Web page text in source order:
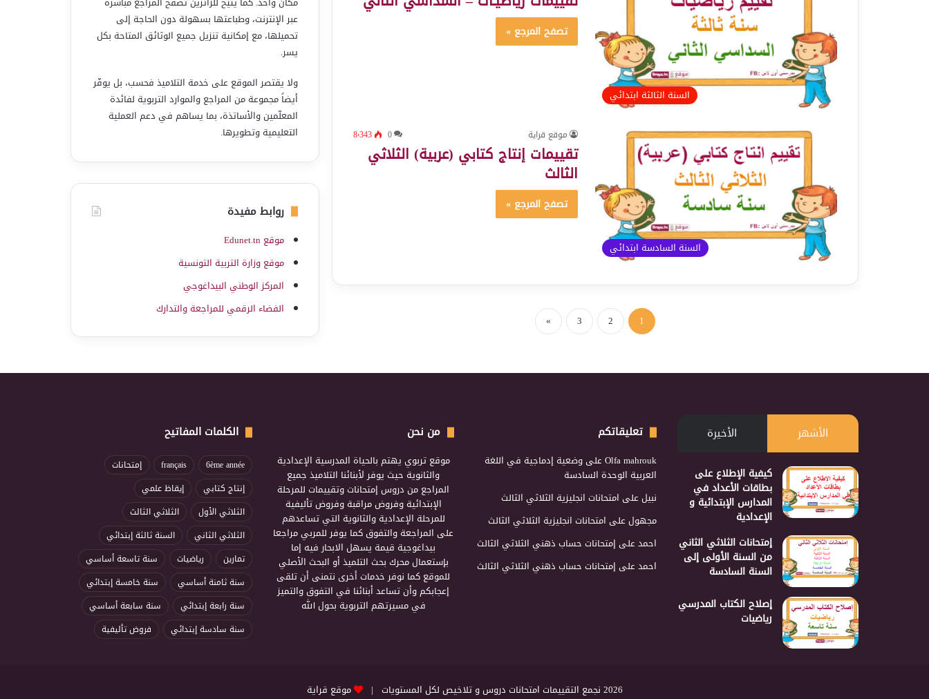
السنة الثالثة ابتدائي
تصفح المرجع »
السنة السادسة ابتدائي
موقع قراية 0 8٬343
تقييمات إنتاج كتابي (عربية) الثلاثي
الثالث
تصفح المرجع »
1
2
3
»
عبر الإنترنت، وطباعتها بسهولة دون الحاجة إلى
تحميلها، مع إمكانية تنزيل جميع الوثائق المتاحة بكل
يسر.
ولا يقتصر الموقع على خدمة التلاميذ فحسب، بل يوفّر
أيضاً مجموعة من المراجع والموارد التربوية لفائدة
المعلّمين والأساتذة، بما يساهم في دعم العملية
التعليمية وتطويرها.
روابط مفيدة
موقع Edunet.tn
موقع وزارة التربية التونسية
المركز الوطني البيداغوجي
الفضاء الرقمي للمراجعة والتدارك
الأشهر الأخيرة
كيفية الإطلاع على
بطاقات الأعداد في
المدارس الإبتدائية و
الإعدادية
إمتحانات الثلاثي الثاني
من السنة الأولى إلى
السنة السادسة
إصلاح الكتاب المدرسي
رياضيات
تعليقاتكم
Olfa mahroukعلىوضعية إدماجية في اللغة
العربية الوحدة السادسة
نبيلعلى امتحانات انجليزية الثلاثي الثالث
مجهولعلى امتحانات انجليزية الثلاثي الثالث
احمدعلىإمتحانات حساب ذهني الثلاثي الثالث
احمدعلىإمتحانات حساب ذهني الثلاثي الثالث
من نحن
موقع تربوي يهتم بالحياة المدرسية الإعدادية
والثانوية حيث يوفر لأبنائنا التلاميذ جميع
المراجع من دروس إمتحانات وتقييمات للمرحلة
الإبتدائية وفروض مراقبة وفروض تأليفية
للمرحلة الإعدادية والثانوية التي تساعدهم
على المراجعة والتفوق كما يوفر للمربي مراجعا
بيداغوجية قيمة يسهل الابحار فيه إما
بإستعمال محرك بحث التلميذ أو البحث الأصلي
للموقع كما نوفر خدمات أخرى نتمنى أن تلقى
إعجابكم وأن تساعد أبنائنا في التفوق والتميز
في مسيرتهم التربوية بحول الله
الكلمات المفاتيح
6ème année
français
إمتحانات
إنتاج كتابي
إيقاظ علمي
الثلاثي الأول
الثلاثي الثالث
الثلاثي الثاني
السنة ثالثة إبتدائي
تمارين
رياضيات
سنة تاسعة أساسي
سنة ثامنة أساسي
سنة خامسة إبتدائي
سنة رابعة إبتدائي
سنة سابعة أساسي
سنة سادسة إبتدائي
فروض تأليفية
2026 نجمع التقييمات امتحانات دروس و تلاخيص لكل المستويات | موقع قراية